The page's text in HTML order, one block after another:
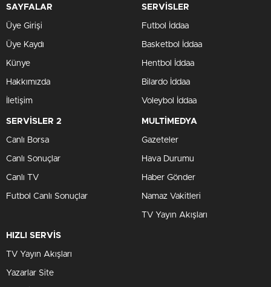
- TRY 6 Aylık Grafik Tablosu
- TRY 1 Yıllık Grafik Tablosu
SAYFALAR
Üye Girişi
Üye Kaydı
Künye
Hakkımızda
İletişim
SERVİSLER
Futbol İddaa
Basketbol İddaa
Hentbol İddaa
Bilardo İddaa
Voleybol İddaa
SERVİSLER 2
Canlı Borsa
Canlı Sonuçlar
Canlı TV
Futbol Canlı Sonuçlar
MULTİMEDYA
Gazeteler
Hava Durumu
Haber Gönder
Namaz Vakitleri
TV Yayın Akışları
HIZLI SERVİS
TV Yayın Akışları
Yazarlar Site